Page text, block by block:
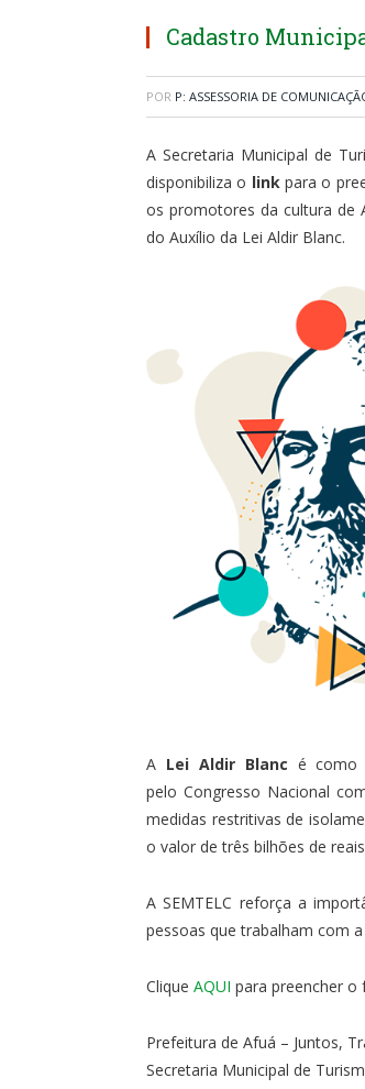
Cadastro
POR P: ASSESSORIA DE
A Secretaria Municipal de
disponibiliza o linkpara o
os promotores da cultura de
do Auxílio da Lei Aldir Blanc.
A Lei Aldir Blanc é como
pelo Congresso Nacional
medidas restritivas de
o valor de três bilhões de
A SEMTELC reforça a
pessoas que trabalham com
Clique AQUI para preencher o
Prefeitura de Afuá – Juntos,
Secretaria Municipal de